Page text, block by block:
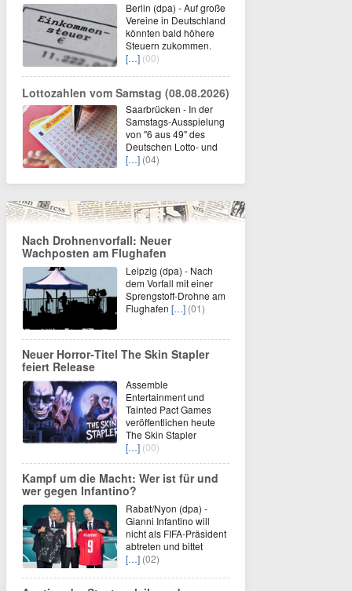
Berlin (dpa) - Auf große
Vereine in Deutschland
könnten bald höhere
Steuern zukommen.
[…] (00)
Lottozahlen vom Samstag (08.08.2026)
Saarbrücken - In der
Samstags-Ausspielung
von "6 aus 49" des
Deutschen Lotto- und
[…] (04)
Nach Drohnenvorfall: Neuer
Wachposten am Flughafen
Leipzig (dpa) - Nach
dem Vorfall mit einer
Sprengstoff-Drohne am
Flughafen […] (01)
Neuer Horror‑Titel The Skin Stapler
feiert Release
Assemble
Entertainment und
Tainted Pact Games
veröffentlichen heute
The Skin Stapler
[…] (00)
Kampf um die Macht: Wer ist für und
wer gegen Infantino?
Rabat/Nyon (dpa) -
Gianni Infantino will
nicht als FIFA-Präsident
abtreten und bittet
[…] (02)